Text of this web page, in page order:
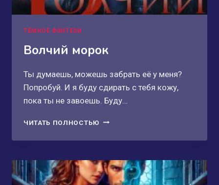
ТЁМНОЕ ФЭНТЕЗИ
Волчий морок
Ты думаешь, можешь забрать её у меня?
Попробуй. И я буду сдирать с тебя кожу,
пока ты не завоешь. Буду…
ЧИТАТЬ ПОЛНОСТЬЮ ВОЛЧИЙ